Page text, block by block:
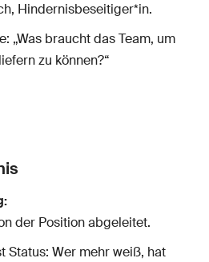
Hindernisbeseitiger*in.
„Was braucht das Team, um
zu können?“
der Position abgeleitet.
Status: Wer mehr weiß, hat